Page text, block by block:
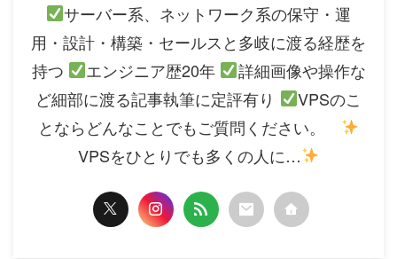
サーバー系、ネットワーク系の保守・運
用・設計・構築・セールスと多岐に渡る経歴を
持つ
エンジニア歴20年
詳細画像や操作な
ど細部に渡る記事執筆に定評有り
VPSのこ
とならどんなことでもご質問ください。
VPSをひとりでも多くの人に…